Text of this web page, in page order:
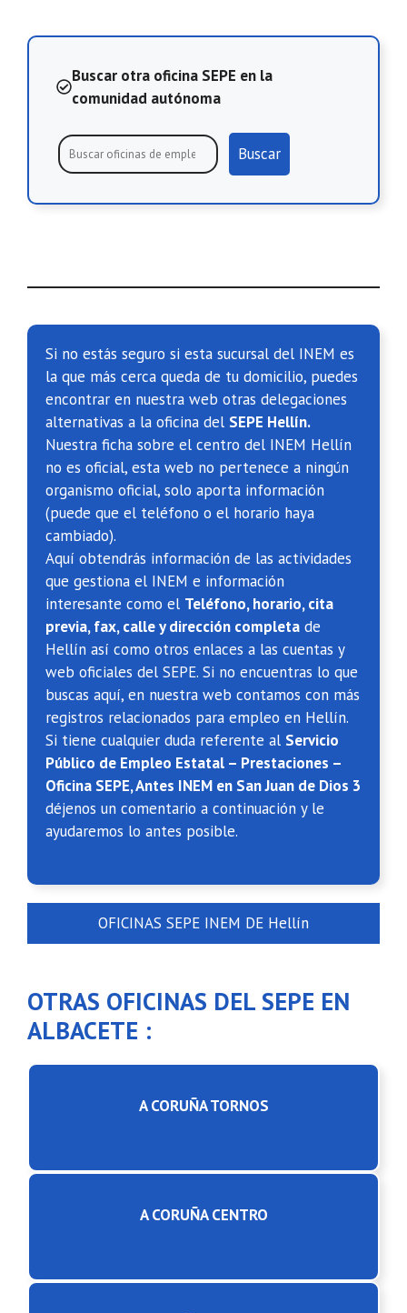
Buscar otra oficina SEPE en la
comunidad autónoma
Buscar
Si no estás seguro si esta sucursal del INEM es
la que más cerca queda de tu domicilio, puedes
encontrar en nuestra web otras delegaciones
alternativas a la oficina del SEPE Hellín.
Nuestra ficha sobre el centro del INEM Hellín
no es oficial, esta web no pertenece a ningún
organismo oficial, solo aporta información
(puede que el teléfono o el horario haya
cambiado).
Aquí obtendrás información de las actividades
que gestiona el INEM e información
interesante como el Teléfono, horario, cita
previa, fax, calle y dirección completa de
Hellín así como otros enlaces a las cuentas y
web oficiales del SEPE. Si no encuentras lo que
buscas aquí, en nuestra web contamos con más
registros relacionados para empleo en Hellín.
Si tiene cualquier duda referente al Servicio
Público de Empleo Estatal – Prestaciones –
Oficina SEPE, Antes INEM en San Juan de Dios 3
déjenos un comentario a continuación y le
ayudaremos lo antes posible.
OFICINAS SEPE INEM DE Hellín
OTRAS OFICINAS DEL SEPE EN
ALBACETE :
A CORUÑA TORNOS
A CORUÑA CENTRO